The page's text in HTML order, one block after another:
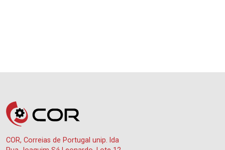
COR, Correias de Portugal unip. lda